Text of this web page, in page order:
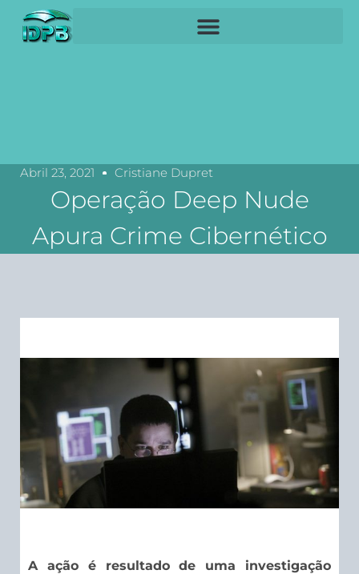
Abril 23, 2021 Cristiane Dupret
Operação Deep Nude
Apura Crime Cibernético
A ação é resultado de uma investigação